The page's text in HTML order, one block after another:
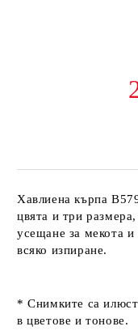
Хавлиена кърпа
цвята и три
усещане за мекота и
всяко изпиране.
* Снимките са
в цветове и тонове.